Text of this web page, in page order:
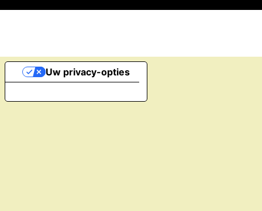
Uw privacy-opties